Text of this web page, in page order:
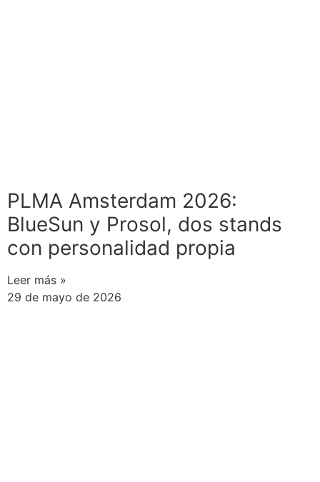
PLMA Amsterdam 2026:
BlueSun y Prosol, dos stands
con personalidad propia
Leer más »
29 de mayo de 2026